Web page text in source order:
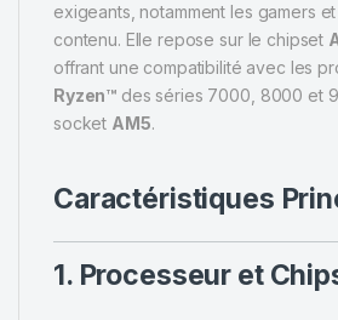
exigeants, notamment les gamers
contenu. Elle repose sur le chipset
offrant une compatibilité avec les
Ryzen™ des séries 7000, 8000 et
socket AM5.
Caractéristiques
1. Processeur et